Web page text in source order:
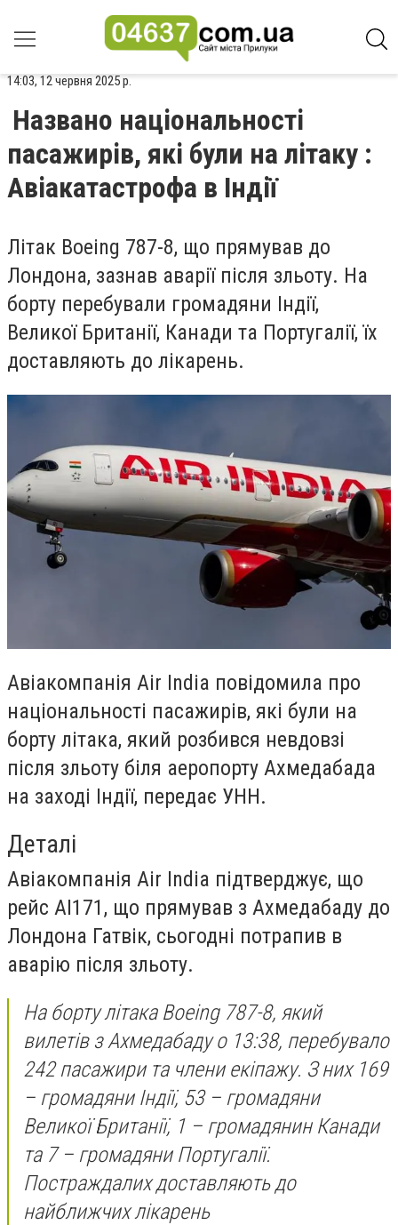
14:03, 12 червня 2025 р.
Названо національності
пасажирів, які були на літаку :
Авіакатастрофа в Індії
Літак Boeing 787-8, що прямував до
Лондона, зазнав аварії після зльоту. На
борту перебували громадяни Індії,
Великої Британії, Канади та Португалії, їх
доставляють до лікарень.
Авіакомпанія Air India повідомила про
національності пасажирів, які були на
борту літака, який розбився невдовзі
після зльоту біля аеропорту Ахмедабада
на заході Індії, передає УНН.
Деталі
Авіакомпанія Air India підтверджує, що
рейс AI171, що прямував з Ахмедабаду до
Лондона Гатвік, сьогодні потрапив в
аварію після зльоту.
На борту літака Boeing 787-8, який
вилетів з Ахмедабаду о 13:38, перебувало
242 пасажири та члени екіпажу. З них 169
– громадяни Індії, 53 – громадяни
Великої Британії, 1 – громадянин Канади
та 7 – громадяни Португалії.
Постраждалих доставляють до
найближчих лікарень